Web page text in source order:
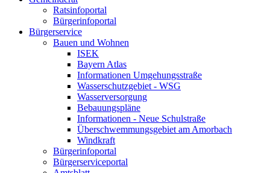
Ratsinfoportal
Bürgerinfoportal
Bürgerservice
Bauen und Wohnen
ISEK
Bayern Atlas
Informationen Umgehungsstraße
Wasserschutzgebiet - WSG
Wasserversorgung
Bebauungspläne
Informationen - Neue Schulstraße
Überschwemmungsgebiet am Amorbach
Windkraft
Bürgerinfoportal
Bürgerserviceportal